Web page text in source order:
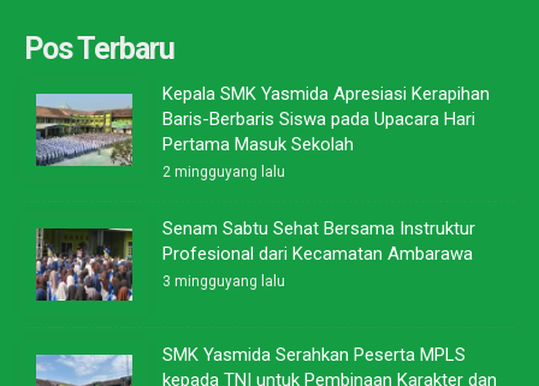
Pos Terbaru
Kepala SMK Yasmida Apresiasi Kerapihan
Baris-Berbaris Siswa pada Upacara Hari
Pertama Masuk Sekolah
2 mingguyang lalu
Senam Sabtu Sehat Bersama Instruktur
Profesional dari Kecamatan Ambarawa
3 mingguyang lalu
SMK Yasmida Serahkan Peserta MPLS
kepada TNI untuk Pembinaan Karakter dan